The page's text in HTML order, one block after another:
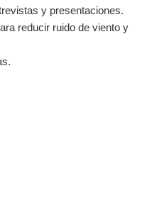
y presentaciones.
reducir ruido de viento y